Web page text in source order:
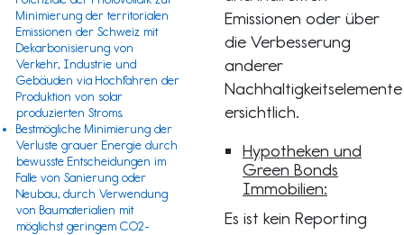
Minimierung der territorialen
Emissionen der Schweiz mit
Dekarbonisierung von
Verkehr, Industrie und
Gebäuden via Hochfahren der
Produktion von solar
produzierten Stroms.
Bestmögliche Minimierung der
Verluste grauer Energie durch
bewusste Entscheidungen im
Falle von Sanierung oder
Neubau, durch Verwendung
von Baumaterialien mit
möglichst geringem CO2-
Emissionen oder über
die Verbesserung
anderer
Nachhaltigkeitselemente
ersichtlich.
Hypotheken und
Green Bonds
Immobilien:
Es ist kein Reporting